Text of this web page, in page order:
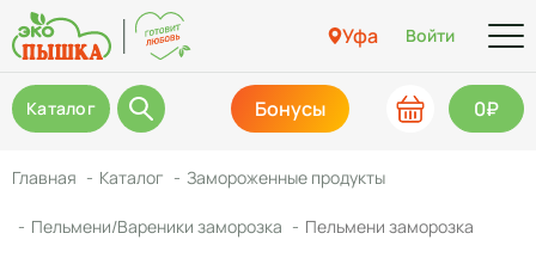
Уфа Войти
Каталог Бонусы 0₽
Главная Каталог Замороженные продукты
Пельмени/Вареники заморозка Пельмени заморозка